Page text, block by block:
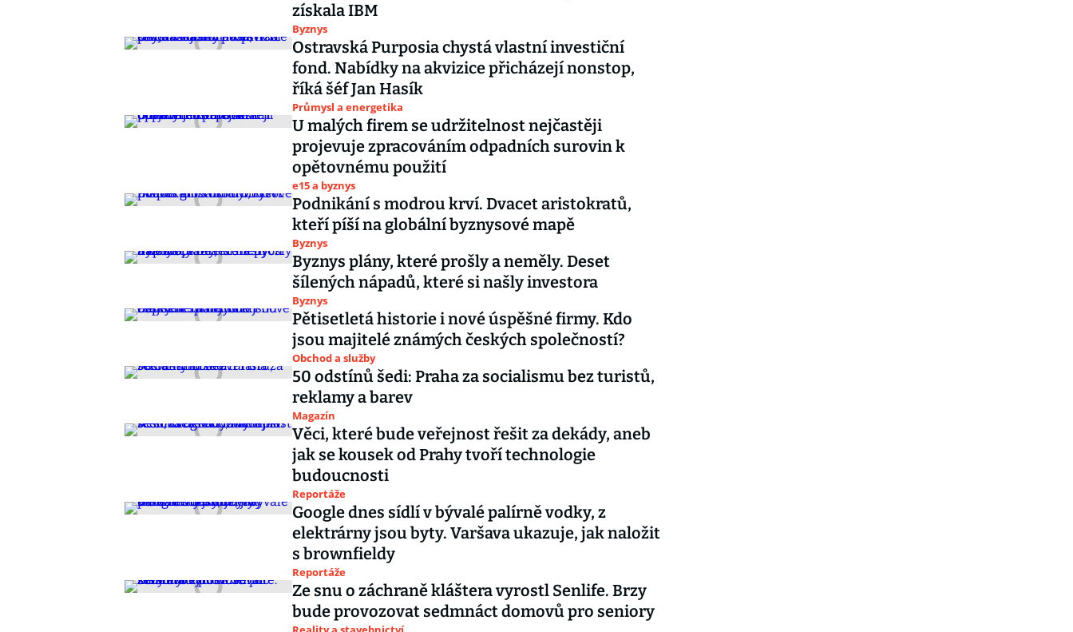
získala IBM
Byznys
Ostravská Purposia chystá vlastní investiční
fond. Nabídky na akvizice přicházejí nonstop,
říká šéf Jan Hasík
Průmysl a energetika
U malých firem se udržitelnost nejčastěji
projevuje zpracováním odpadních surovin k
opětovnému použití
e15 a byznys
Podnikání s modrou krví. Dvacet aristokratů,
kteří píší na globální byznysové mapě
Byznys
Byznys plány, které prošly a neměly. Deset
šílených nápadů, které si našly investora
Byznys
Pětisetletá historie i nové úspěšné firmy. Kdo
jsou majitelé známých českých společností?
Obchod a služby
50 odstínů šedi: Praha za socialismu bez turistů,
reklamy a barev
Magazín
Věci, které bude veřejnost řešit za dekády, aneb
jak se kousek od Prahy tvoří technologie
budoucnosti
Reportáže
Google dnes sídlí v bývalé palírně vodky, z
elektrárny jsou byty. Varšava ukazuje, jak naložit
s brownfieldy
Reportáže
Ze snu o záchraně kláštera vyrostl Senlife. Brzy
bude provozovat sedmnáct domovů pro seniory